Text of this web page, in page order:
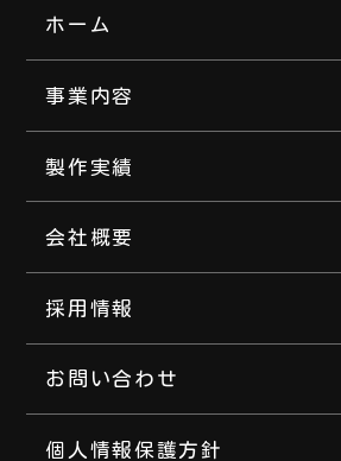
ホーム
事業内容
製作実績
会社概要
採用情報
お問い合わせ
個人情報保護方針